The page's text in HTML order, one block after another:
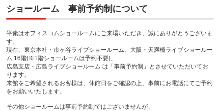
ショールーム 事前予約制について
平素はオフィスコムショールームにご来場いただき、誠にありがとうございま
す。
現在、東京本社・市ヶ谷ライブショールーム、大阪・天満橋ライブショールー
ム 16階(※1階ショールームは予約不要)、
広島支店・広島ライブショールームは「事前予約制」とさせていただいてお
ります。
来館をご希望されるお客様は、休館日をご確認の上、事前にお電話にてご予約
をお願いいたします。
その他ショールームは事前予約制ではございませんが、